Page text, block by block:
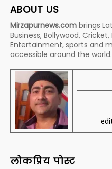
ABOUT US
Mirzapurnews.com brings
Business, Bollywood,
Entertainment, sports and
accessible around the world.
लोकप्रिय पोस्ट